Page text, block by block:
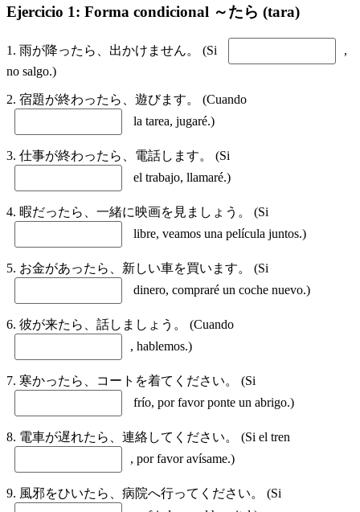
Ejercicio 1: Forma condicional ～たら (tara)
1. 雨が降ったら、出かけません。 (Si
,
no salgo.)
2. 宿題が終わったら、遊びます。 (Cuando
la tarea, jugaré.)
3. 仕事が終わったら、電話します。 (Si
el trabajo, llamaré.)
4. 暇だったら、一緒に映画を見ましょう。 (Si
libre, veamos una película juntos.)
5. お金があったら、新しい車を買います。 (Si
dinero, compraré un coche nuevo.)
6. 彼が来たら、話しましょう。 (Cuando
, hablemos.)
7. 寒かったら、コートを着てください。 (Si
frío, por favor ponte un abrigo.)
8. 電車が遅れたら、連絡してください。 (Si el tren
, por favor avísame.)
9. 風邪をひいたら、病院へ行ってください。 (Si